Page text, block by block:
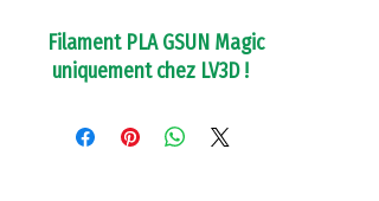
Filament PLA GSUN Magic
uniquement chez LV3D !